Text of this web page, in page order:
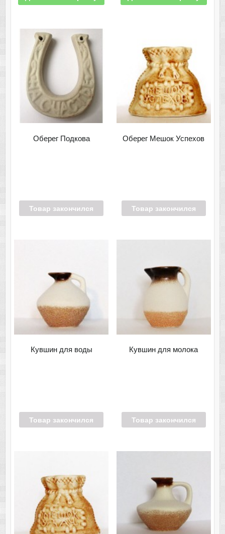
Оберег Подкова
Товар закончился
Оберег Мешок Успехов
Товар закончился
Кувшин для воды
Товар закончился
Кувшин для молока
Товар закончился